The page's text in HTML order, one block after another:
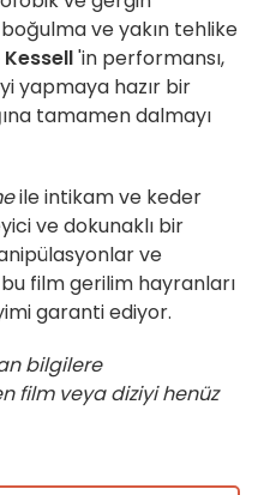
boğulma ve yakın tehlike
'in performansı,
yapmaya hazır bir
tamamen dalmayı
ile intikam ve keder
ve dokunaklı bir
ve
film gerilim hayranları
garanti ediyor.
bilgilere
film veya diziyi henüz